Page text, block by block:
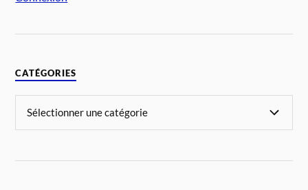
CATÉGORIES